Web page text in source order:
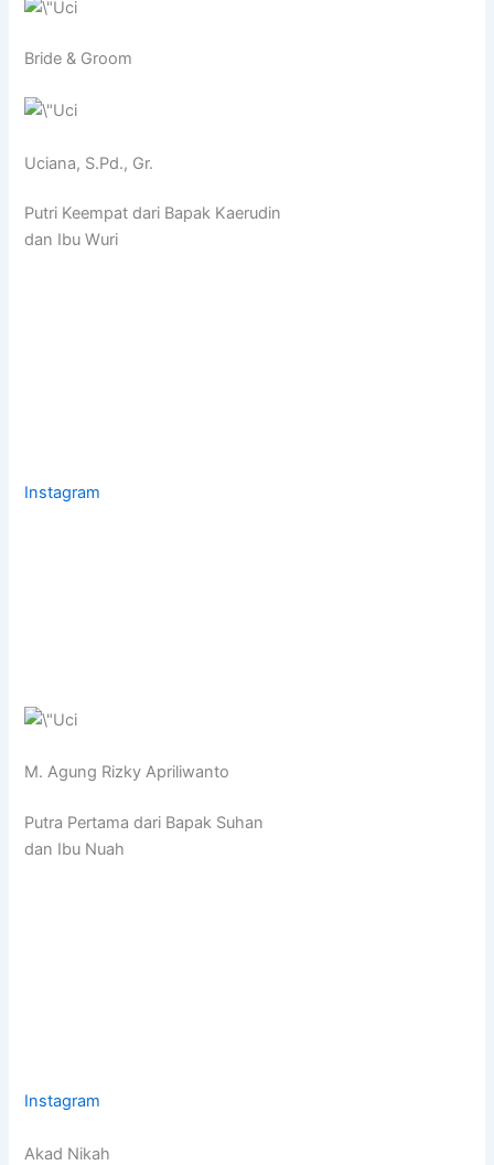
Bride & Groom
Uciana, S.Pd., Gr.
Putri Keempat dari Bapak Kaerudin
dan Ibu Wuri
Instagram
M. Agung Rizky Apriliwanto
Putra Pertama dari Bapak Suhan
dan Ibu Nuah
Instagram
Akad Nikah